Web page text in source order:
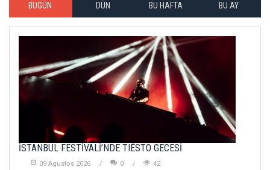
BUGÜN DÜN BU HAFTA BU AY
İSTANBUL FESTİVALİ’NDE TIËSTO GECESİ
09 Agustos 2026 0 42